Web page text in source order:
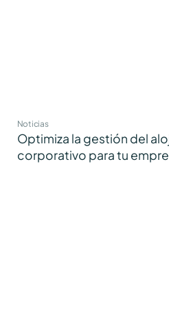
Noticias
Optimiza la gestión del
corporativo para tu